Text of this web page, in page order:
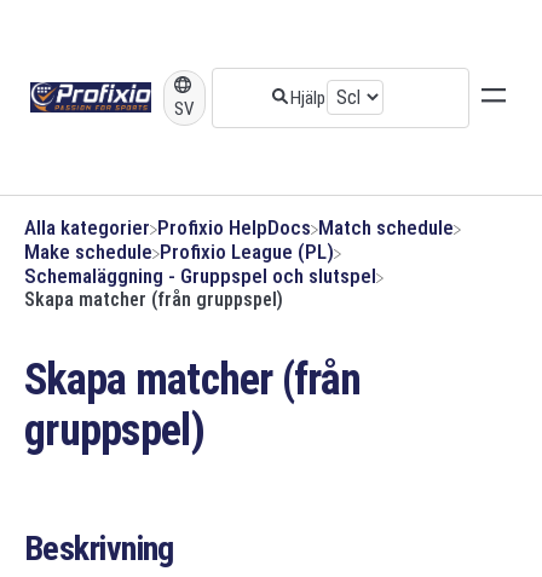
SV
Alla kategorier ​Profixio HelpDocs ​Match schedule
​Make schedule ​Profixio League (PL)
​Schemaläggning - Gruppspel och slutspel
Skapa matcher (från gruppspel)
Skapa matcher (från
gruppspel)
Beskrivning